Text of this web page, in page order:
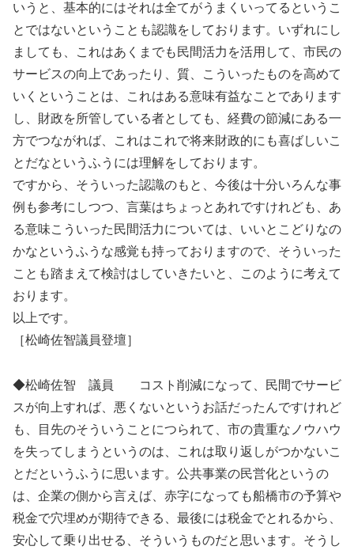
いうと、基本的にはそれは全てがうまくいってるというこ
とではないということも認識をしております。いずれにし
ましても、これはあくまでも民間活力を活用して、市民の
サービスの向上であったり、質、こういったものを高めて
いくということは、これはある意味有益なことであります
し、財政を所管している者としても、経費の節減にある一
方でつながれば、これはこれで将来財政的にも喜ばしいこ
とだなというふうには理解をしております。
ですから、そういった認識のもと、今後は十分いろんな事
例も参考にしつつ、言葉はちょっとあれですけれども、あ
る意味こういった民間活力については、いいとこどりなの
かなというふうな感覚も持っておりますので、そういった
ことも踏まえて検討はしていきたいと、このように考えて
おります。
以上です。
［松崎佐智議員登壇］
◆松崎佐智 議員 コスト削減になって、民間でサービ
スが向上すれば、悪くないというお話だったんですけれど
も、目先のそういうことにつられて、市の貴重なノウハウ
を失ってしまうというのは、これは取り返しがつかないこ
とだというふうに思います。公共事業の民営化というの
は、企業の側から言えば、赤字になっても船橋市の予算や
税金で穴埋めが期待できる、最後には税金でとれるから、
安心して乗り出せる、そういうものだと思います。そうし